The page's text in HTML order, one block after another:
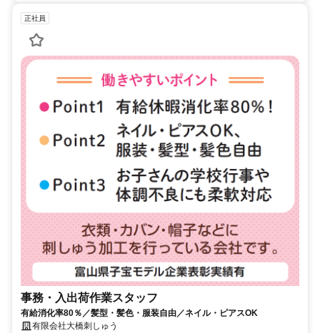
正社員
事務・入出荷作業スタッフ
有給消化率80％／髪型・髪色・服装自由／ネイル・ピアスOK
有限会社大橋刺しゅう